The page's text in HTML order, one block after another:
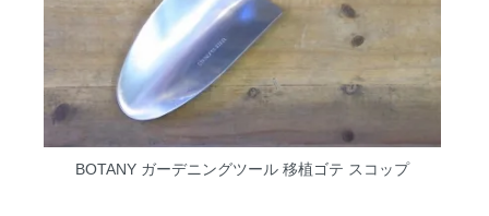
BOTANY ガーデニングツール 移植ゴテ スコップ